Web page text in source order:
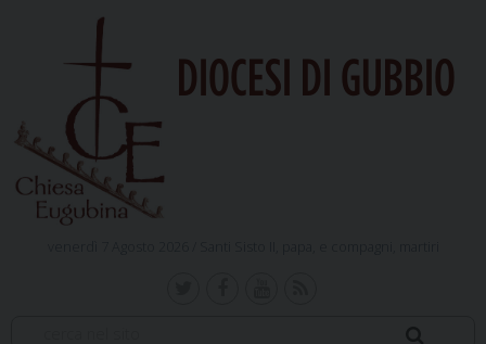
DIOCESI DI GUBBIO